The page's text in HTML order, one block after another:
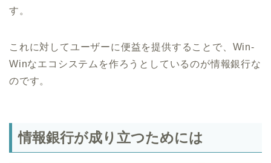
す。
これに対してユーザーに便益を提供することで、Win-
Winなエコシステムを作ろうとしているのが情報銀行な
のです。
情報銀行が成り立つためには